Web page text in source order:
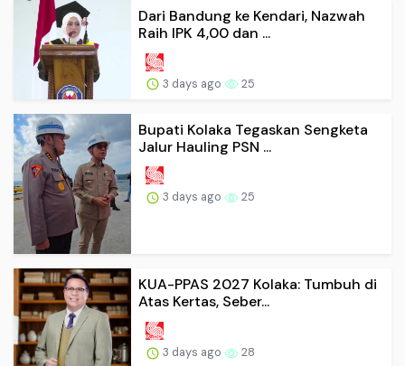
Dari Bandung ke Kendari, Nazwah
Raih IPK 4,00 dan ...
3 days ago 25
Bupati Kolaka Tegaskan Sengketa
Jalur Hauling PSN ...
3 days ago 25
KUA-PPAS 2027 Kolaka: Tumbuh di
Atas Kertas, Seber...
3 days ago 28